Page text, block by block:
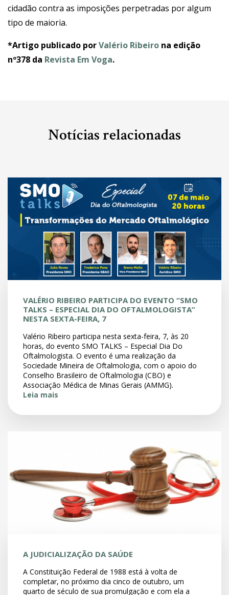
cidadão contra as imposições perpetradas por algum
tipo de maioria.
*Artigo publicado porValério Ribeiro na edição
nº378 da Revista Em Voga.
Notícias relacionadas
VALÉRIO RIBEIRO PARTICIPA DO EVENTO “SMO
TALKS – ESPECIAL DIA DO OFTALMOLOGISTA”
NESTA SEXTA-FEIRA, 7
Valério Ribeiro participa nesta sexta-feira, 7, às 20
horas, do evento SMO TALKS – Especial Dia Do
Oftalmologista. O evento é uma realização da
Sociedade Mineira de Oftalmologia, com o apoio do
Conselho Brasileiro de Oftalmologia (CBO) e
Associação Médica de Minas Gerais (AMMG).
Leia mais
A JUDICIALIZAÇÃO DA SAÚDE
A Constituição Federal de 1988 está à volta de
completar, no próximo dia cinco de outubro, um
quarto de século de sua promulgação e com ela a